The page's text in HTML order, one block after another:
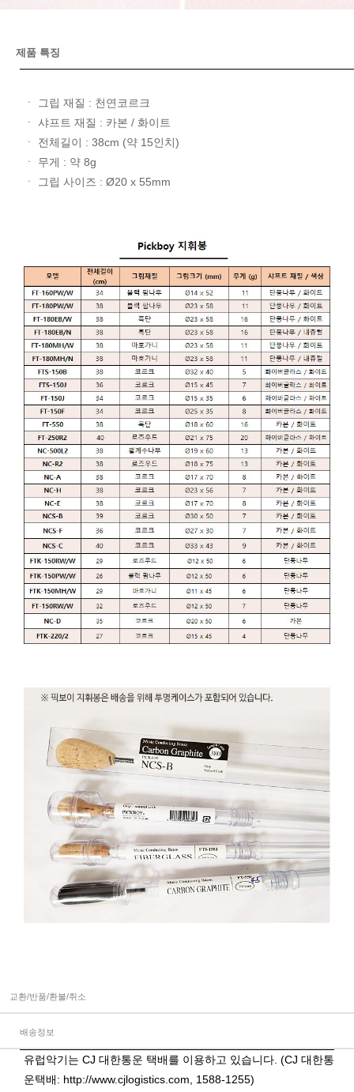
제품 특징
ㆍ 그립 재질 : 천연코르크
ㆍ 샤프트 재질 : 카본 / 화이트
ㆍ 전체길이 : 38cm (약 15인치)
ㆍ 무게 : 약 8g
ㆍ 그립 사이즈 : Ø20 x 55mm
교환/반품/환불/취소
배송정보
유럽악기는 CJ 대한통운 택배를 이용하고 있습니다. (CJ 대한통
운택배: http://www.cjlogistics.com, 1588-1255)